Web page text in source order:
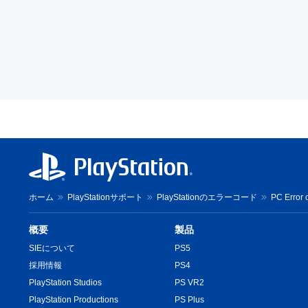
ホーム PlayStationサポート PlayStationのエラーコード PC Error
概要
SIEについて
採用情報
PlayStation Studios
PlayStation Productions
製品
PS5
PS4
PS VR2
PS Plus